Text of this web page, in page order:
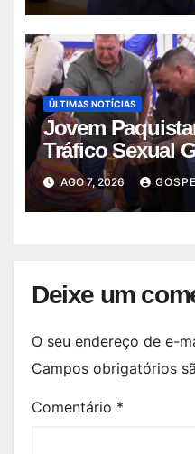
ÚLTIMAS NOTÍCIAS
Jovem
Tráfico Sexual
I…AGO 7, 2026
Deixe um
O seu endereço de e-
Campos obrigatórios
Comentário *